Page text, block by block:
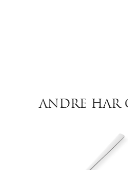
ANDRE HAR